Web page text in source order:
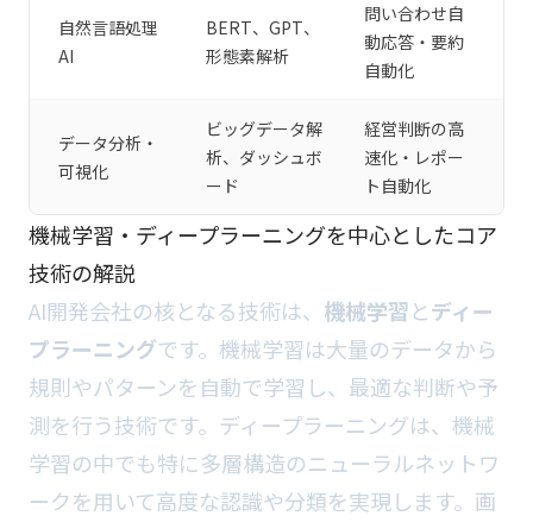
自然言語処理
AI
BERT、GPT、
形態素解析
問い合わせ自
動応答・要約
自動化
データ分析・
可視化
ビッグデータ解
析、ダッシュボ
ード
経営判断の高
速化・レポー
ト自動化
機械学習・ディープラーニングを中心としたコア
技術の解説
AI開発会社の核となる技術は、 機械学習とディー
プラーニングです。機械学習は大量のデータから
規則やパターンを自動で学習し、最適な判断や予
測を行う技術です。ディープラーニングは、機械
学習の中でも特に多層構造のニューラルネットワ
ークを用いて高度な認識や分類を実現します。画